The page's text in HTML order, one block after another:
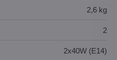
2,6 kg
2
2x40W (E14)